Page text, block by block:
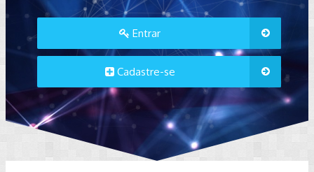
Entrar
Cadastre-se